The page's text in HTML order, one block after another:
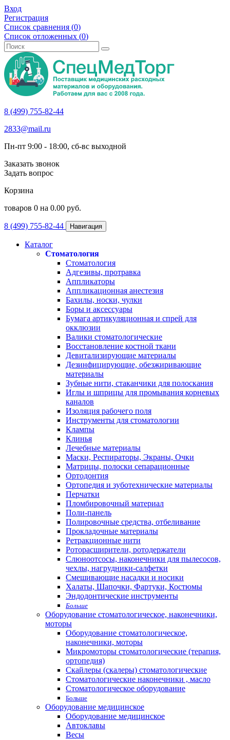
Вход
Регистрация
Список сравнения (0)
Список отложенных (0)
8 (499) 755-82-44
2833@mail.ru
Пн-пт 9:00 - 18:00, сб-вс выходной
Заказать звонок
Задать вопрос
Корзина
товаров 0 на 0.00 руб.
8 (499) 755-82-44 Навигация
Каталог
Стоматология
Стоматология
Адгезивы, протравка
Аппликаторы
Аппликационная анестезия
Бахилы, носки, чулки
Боры и аксессуары
Бумага артикуляционная и спрей для
окклюзии
Валики стоматологические
Восстановление костной ткани
Девитализирующие материалы
Дезинфицирующие, обезжиривающие
материалы
Зубные нити, стаканчики для полоскания
Иглы и шприцы для промывания корневых
каналов
Изоляция рабочего поля
Инструменты для стоматологии
Клампы
Клинья
Лечебные материалы
Маски, Респираторы, Экраны, Очки
Матрицы, полоски сепарационные
Ортодонтия
Ортопедия и зуботехнические материалы
Перчатки
Пломбировочный материал
Поли-панель
Полировочные средства, отбеливание
Прокладочные материалы
Ретракционные нити
Роторасширители, ротодержатели
Слюноотсосы, наконечники для пылесосов,
чехлы, нагрудники-салфетки
Смешивающие насадки и носики
Халаты, Шапочки, Фартуки, Костюмы
Эндодонтические инструменты
Больше
Оборудование стоматологическое, наконечники,
моторы
Оборудование стоматологическое,
наконечники, моторы
Микромоторы стоматологические (терапия,
ортопедия)
Скайлеры (скалеры) стоматологические
Стоматологические наконечники , масло
Стоматологическое оборудование
Больше
Оборудование медицинское
Оборудование медицинское
Автоклавы
Весы